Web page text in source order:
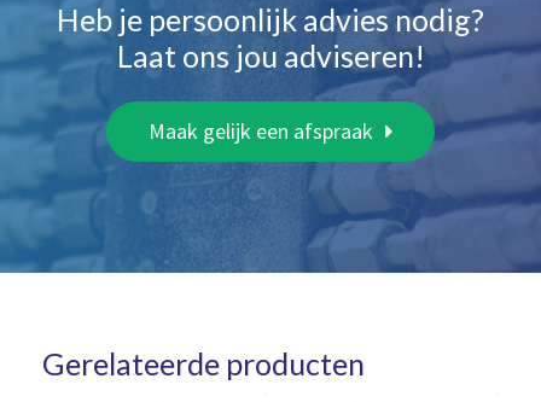
Heb je persoonlijk advies nodig?
Laat ons jou adviseren!
Maak gelijk een afspraak
Gerelateerde producten